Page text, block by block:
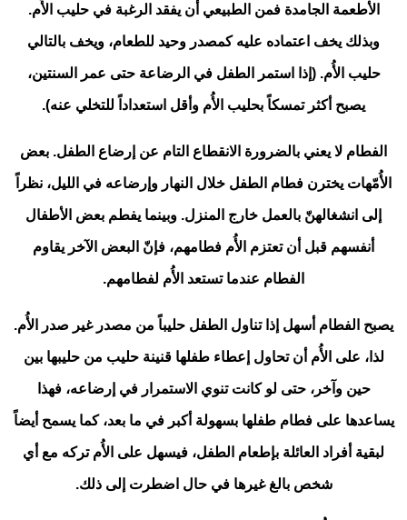
الأطعمة الجامدة فمن الطبيعي أن يفقد الرغبة في حليب الأُم.
وبذلك يخف اعتماده عليه كمصدر وحيد للطعام، ويخف بالتالي
حليب الأُم. (إذا استمر الطفل في الرضاعة حتى عمر السنتين،
يصبح أكثر تمسكاً بحليب الأُم وأقل استعداداً للتخلي عنه).
الفطام لا يعني بالضرورة الانقطاع التام عن إرضاع الطفل. بعض
الأُمّهات يخترن فطام الطفل خلال النهار وإرضاعه في الليل، نظراً
إلى انشغالهنّ بالعمل خارج المنزل. وبينما يفطم بعض الأطفال
أنفسهم قبل أن تعتزم الأُم فطامهم، فإنّ البعض الآخر يقاوم
الفطام عندما تستعد الأُم لفطامهم.
يصبح الفطام أسهل إذا تناول الطفل حليباً من مصدر غير صدر الأُم.
لذا، على الأُم أن تحاول إعطاء طفلها قنينة حليب من حليبها بين
حين وآخر، حتى لو كانت تنوي الاستمرار في إرضاعه، فهذا
يساعدها على فطام طفلها بسهولة أكبر في ما بعد، كما يسمح أيضاً
لبقية أفراد العائلة بإطعام الطفل، فيسهل على الأُم تركه مع أي
شخص بالغ غيرها في حال اضطرت إلى ذلك.